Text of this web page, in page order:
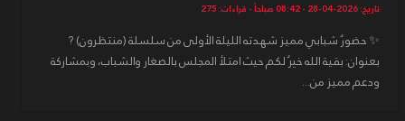
تاريخ: 2026-04-28 - 08:42 صباحاً - قراءات: 275
✨ حضورٌ شبابي مميز شهدته الليلة الأولى من سلسلة (منتظرون) ?
بعنوان: بقية الله خيرٌ لكم حيث امتلأ المجلس بالصغار والشباب، وبمشاركة
ودعم مميز من...